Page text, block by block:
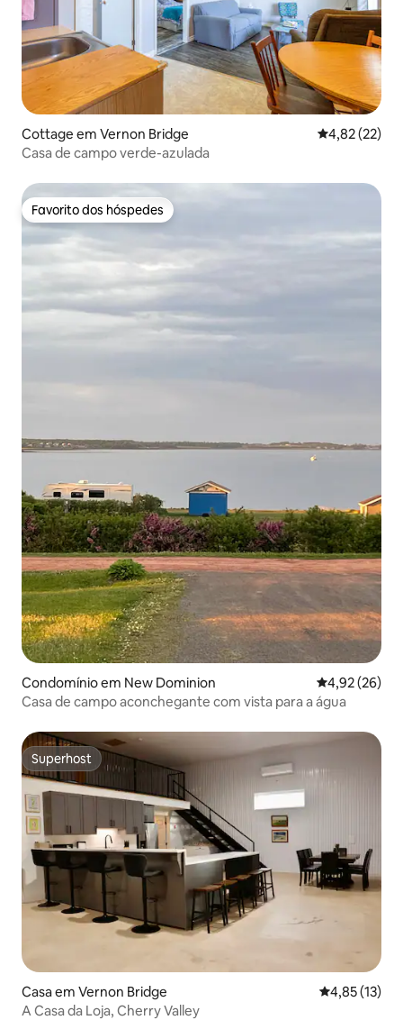
Cottage em Vernon Bridge Classificação
4,82 (22)
Casa de campo verde-azulada
Favorito dos hóspedes
Favorito dos hóspedes
Condomínio em New Dominion Classificação
4,92 (26)
Casa de campo aconchegante com vista para a água
Superhost
Superhost
Casa em Vernon Bridge Classificação
4,85 (13)
A Casa da Loja, Cherry Valley